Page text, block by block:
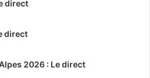
direct
direct
2026 : Le direct